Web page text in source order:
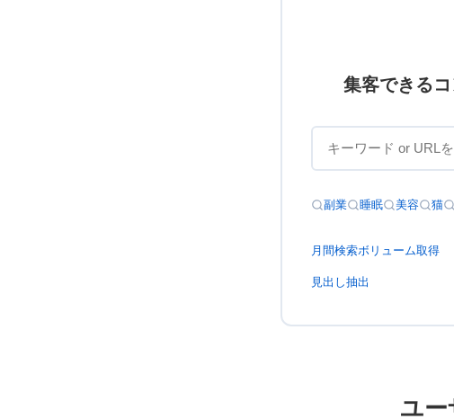
集客できる
副業 睡眠 美容 猫
月間検索ボリューム取得
見出し抽出
ユー